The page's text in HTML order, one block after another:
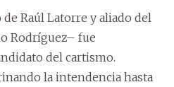
Raúl Latorre y aliado del
Rodríguez– fue
del cartismo.
la intendencia hasta